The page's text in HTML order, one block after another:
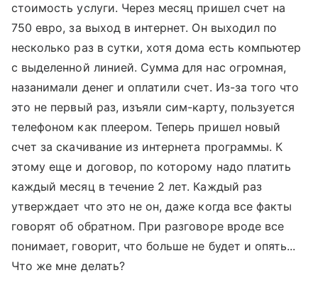
стоимость услуги. Через месяц пришел счет на
750 евро, за выход в интернет. Он выходил по
несколько раз в сутки, хотя дома есть компьютер
с выделенной линией. Сумма для нас огромная,
назанимали денег и оплатили счет. Из-за того что
это не первый раз, изъяли сим-карту, пользуется
телефоном как плеером. Теперь пришел новый
счет за скачивание из интернета программы. К
этому еще и договор, по которому надо платить
каждый месяц в течение 2 лет. Каждый раз
утверждает что это не он, даже когда все факты
говорят об обратном. При разговоре вроде все
понимает, говорит, что больше не будет и опять...
Что же мне делать?